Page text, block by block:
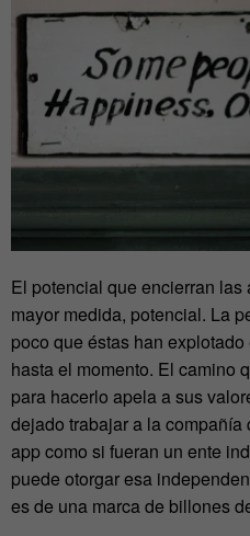
El potencial que encierran las
mayor medida, potencial. La
poco que éstas han
hasta el momento. El camino
para hacerlo apela a sus
dejado trabajar a la
app como si fueran un ente
puede otorgar esa
es de una marca de billones